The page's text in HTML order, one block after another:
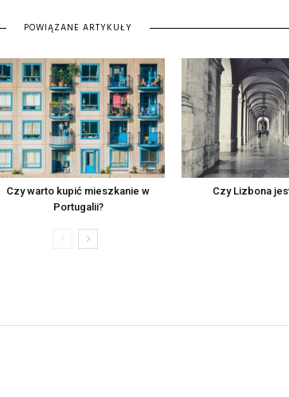
POWIĄZANE ARTYKUŁY
Czy warto kupić mieszkanie w
Portugalii?
Czy Lizbona